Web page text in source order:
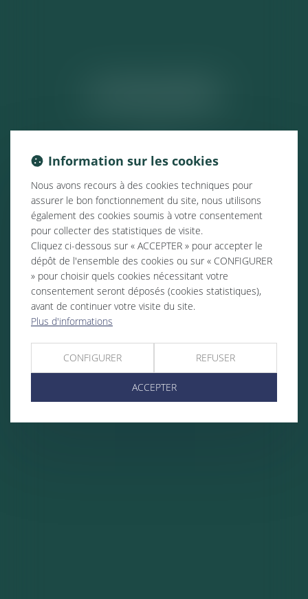
Information sur les cookies
Nous avons recours à des cookies techniques pour
assurer le bon fonctionnement du site, nous utilisons
également des cookies soumis à votre consentement
pour collecter des statistiques de visite.
Cliquez ci-dessous sur « ACCEPTER » pour accepter le
dépôt de l'ensemble des cookies ou sur « CONFIGURER
» pour choisir quels cookies nécessitant votre
consentement seront déposés (cookies statistiques),
avant de continuer votre visite du site.
Plus d'informations
CONFIGURER REFUSER
ACCEPTER